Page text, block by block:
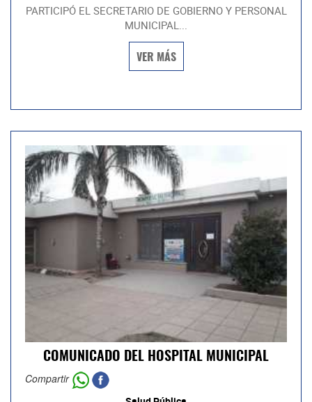
PARTICIPÓ EL SECRETARIO DE GOBIERNO Y PERSONAL
MUNICIPAL...
VER MÁS
COMUNICADO DEL HOSPITAL MUNICIPAL
Compartir